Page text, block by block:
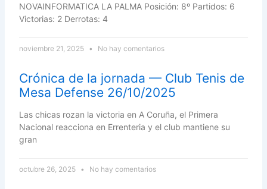
NOVAINFORMATICA LA PALMA Posición: 8º Partidos: 6
Victorias: 2 Derrotas: 4
noviembre 21, 2025 No hay comentarios
Crónica de la jornada — Club Tenis de
Mesa Defense 26/10/2025
Las chicas rozan la victoria en A Coruña, el Primera
Nacional reacciona en Errenteria y el club mantiene su
gran
octubre 26, 2025 No hay comentarios